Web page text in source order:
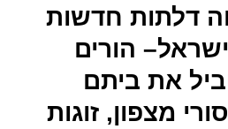
דלתות חדשות
הורים
את ביתם
מצפון, זוגות